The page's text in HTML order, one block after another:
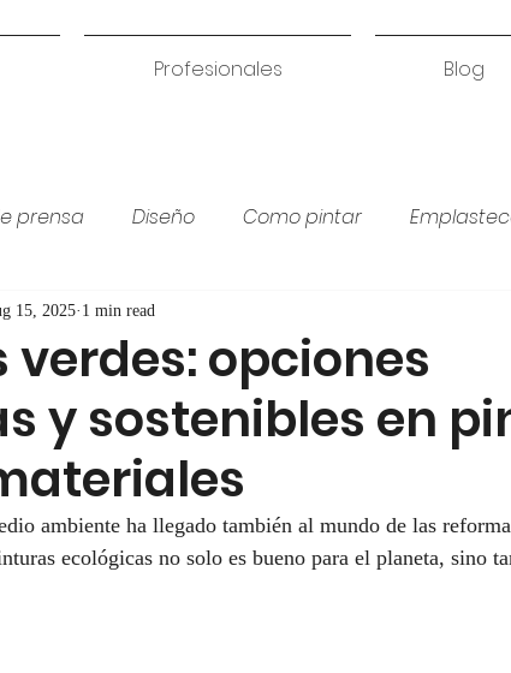
Profesionales Blog
prensa Diseño Como pintar
Colores para habitación
verdes: opciones
y sostenibles en
15, 2025 1 min read
ambiente ha llegado también al mundo de las
ecológicas no solo es bueno para el planeta, sino